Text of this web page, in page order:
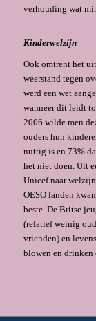
verhouding wat
Kinderwelzijn
Ook omtrent het
weerstand tegen
werd een wet
wanneer dit leidt
2006 wilde men
ouders hun
nuttig is en 73%
het niet doen. Uit
Unicef naar
OESO landen
beste. De Britse
(relatief weinig
vrienden) en
blowen en drinken